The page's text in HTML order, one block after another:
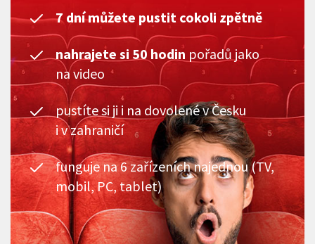
7 dní můžete pustit cokoli zpětně
nahrajete si 50 hodin pořadů jako
na video
pustíte si ji i na dovolené v Česku
i v zahraničí
funguje na 6 zařízeních najednou (TV,
mobil, PC, tablet)